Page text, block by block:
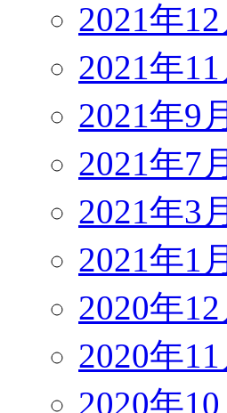
2021年
2021年
2021年9
2021年7
2021年3
2021年1
2020年
2020年
2020年